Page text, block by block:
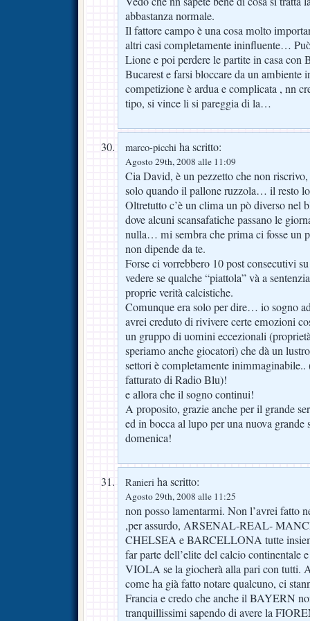
abbastanza normale.
Il fattore campo è una cosa molto
altri casi completamente ininfluente…
Lione e poi perdere le partite in casa con
Bucarest e farsi bloccare da un ambiente
competizione è ardua e complicata , nn
tipo, si vince li si pareggia di la…
marco-picchi ha scritto:
Agosto 29th, 2008 alle 11:09
Cia David, è un pezzetto che non
solo quando il pallone ruzzola… il resto
Oltretutto c’è un clima un pò diverso nel
dove alcuni scansafatiche passano le
nulla… mi sembra che prima ci fosse un
non dipende da te.
Forse ci vorrebbero 10 post consecutivi
vedere se qualche “piattola” và a
proprie verità calcistiche.
Comunque era solo per dire… io sogno
avrei creduto di rivivere certe emozioni
un gruppo di uomini eccezionali
speriamo anche giocatori) che dà un
settori è completamente inimmaginabile..
fatturato di Radio Blu)!
e allora che il sogno continui!
A proposito, grazie anche per il grande
ed in bocca al lupo per una nuova
domenica!
Ranieri ha scritto:
Agosto 29th, 2008 alle 11:25
non posso lamentarmi. Non l’avrei fatto
,per assurdo, ARSENAL-REAL-
CHELSEA e BARCELLONA tutte
far parte dell’elite del calcio continentale
VIOLA se la giocherà alla pari con tutti.
come ha già fatto notare qualcuno, ci
Francia e credo che anche il BAYERN
tranquillissimi sapendo di avere la